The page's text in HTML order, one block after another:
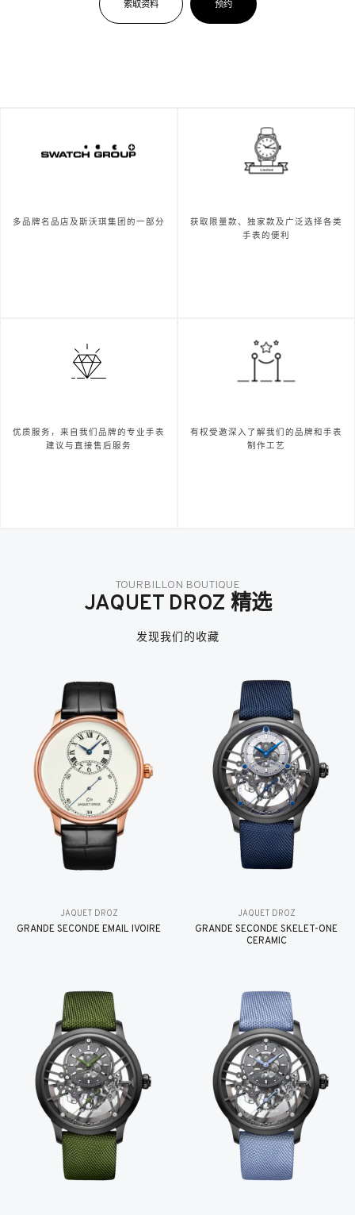
索取资料 预约
多品牌名品店及斯沃琪集团的一部分
获取限量款、独家款及广泛选择各类
手表的便利
优质服务，来自我们品牌的专业手表
建议与直接售后服务
有权受邀深入了解我们的品牌和手表
制作工艺
TOURBILLON BOUTIQUE
JAQUET DROZ 精选
发现我们的收藏
JAQUET DROZ
GRANDE SECONDE EMAIL IVOIRE
JAQUET DROZ
GRANDE SECONDE SKELET-ONE
CERAMIC